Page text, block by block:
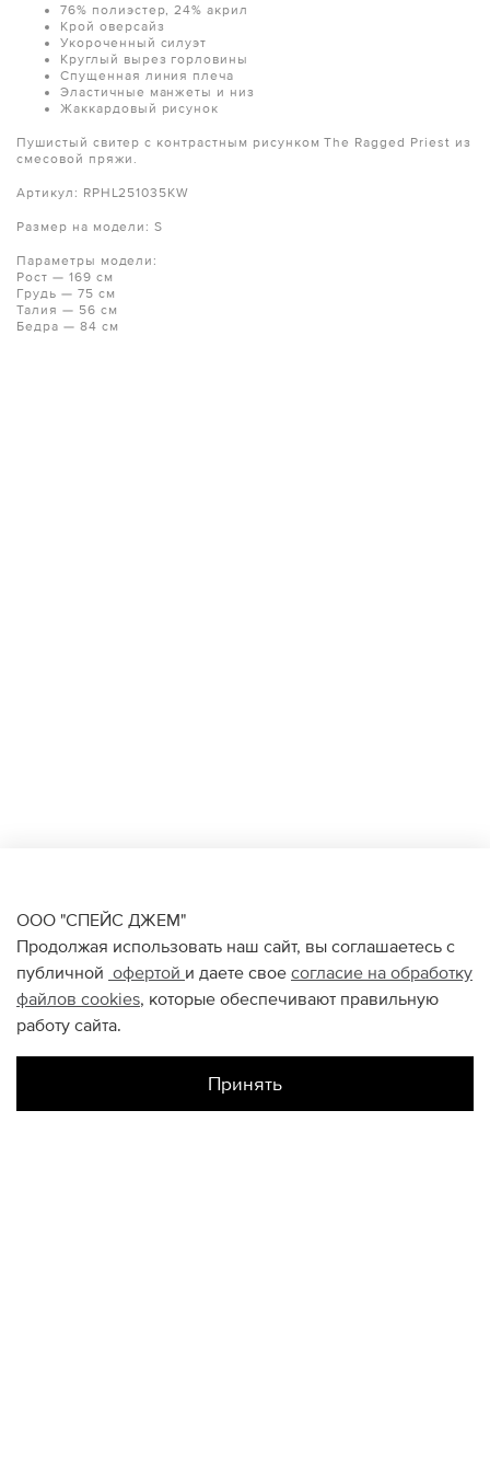
76% полиэстер, 24% акрил
Крой оверсайз
Укороченный силуэт
Круглый вырез горловины
Спущенная линия плеча
Эластичные манжеты и низ
Жаккардовый рисунок
Пушистый свитер с контрастным рисунком The Ragged Priest из
смесовой пряжи.
Артикул: RPHL251035KW
Размер на модели: S
Параметры модели:
Рост — 169 см
Грудь — 75 см
Талия — 56 см
Бедра — 84 см
ООО "СПЕЙС ДЖЕМ"
Продолжая использовать наш сайт, вы соглашаетесь с
публичной офертой и даете свое согласие на обработку
файлов cookies, которые обеспечивают правильную
работу сайта.
Принять